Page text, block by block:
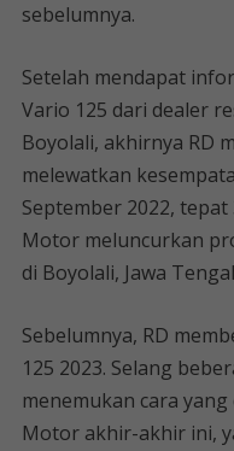
sebelumnya.
Setelah mendapat
Vario 125 dari dealer
Boyolali, akhirnya RD
melewatkan
September 2022,
Motor meluncurkan
di Boyolali, Jawa
Sebelumnya, RD
125 2023. Selang
menemukan cara
Motor akhir-akhir ini,